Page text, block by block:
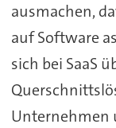
ausmachen,
auf Software
sich bei SaaS
Unternehmen